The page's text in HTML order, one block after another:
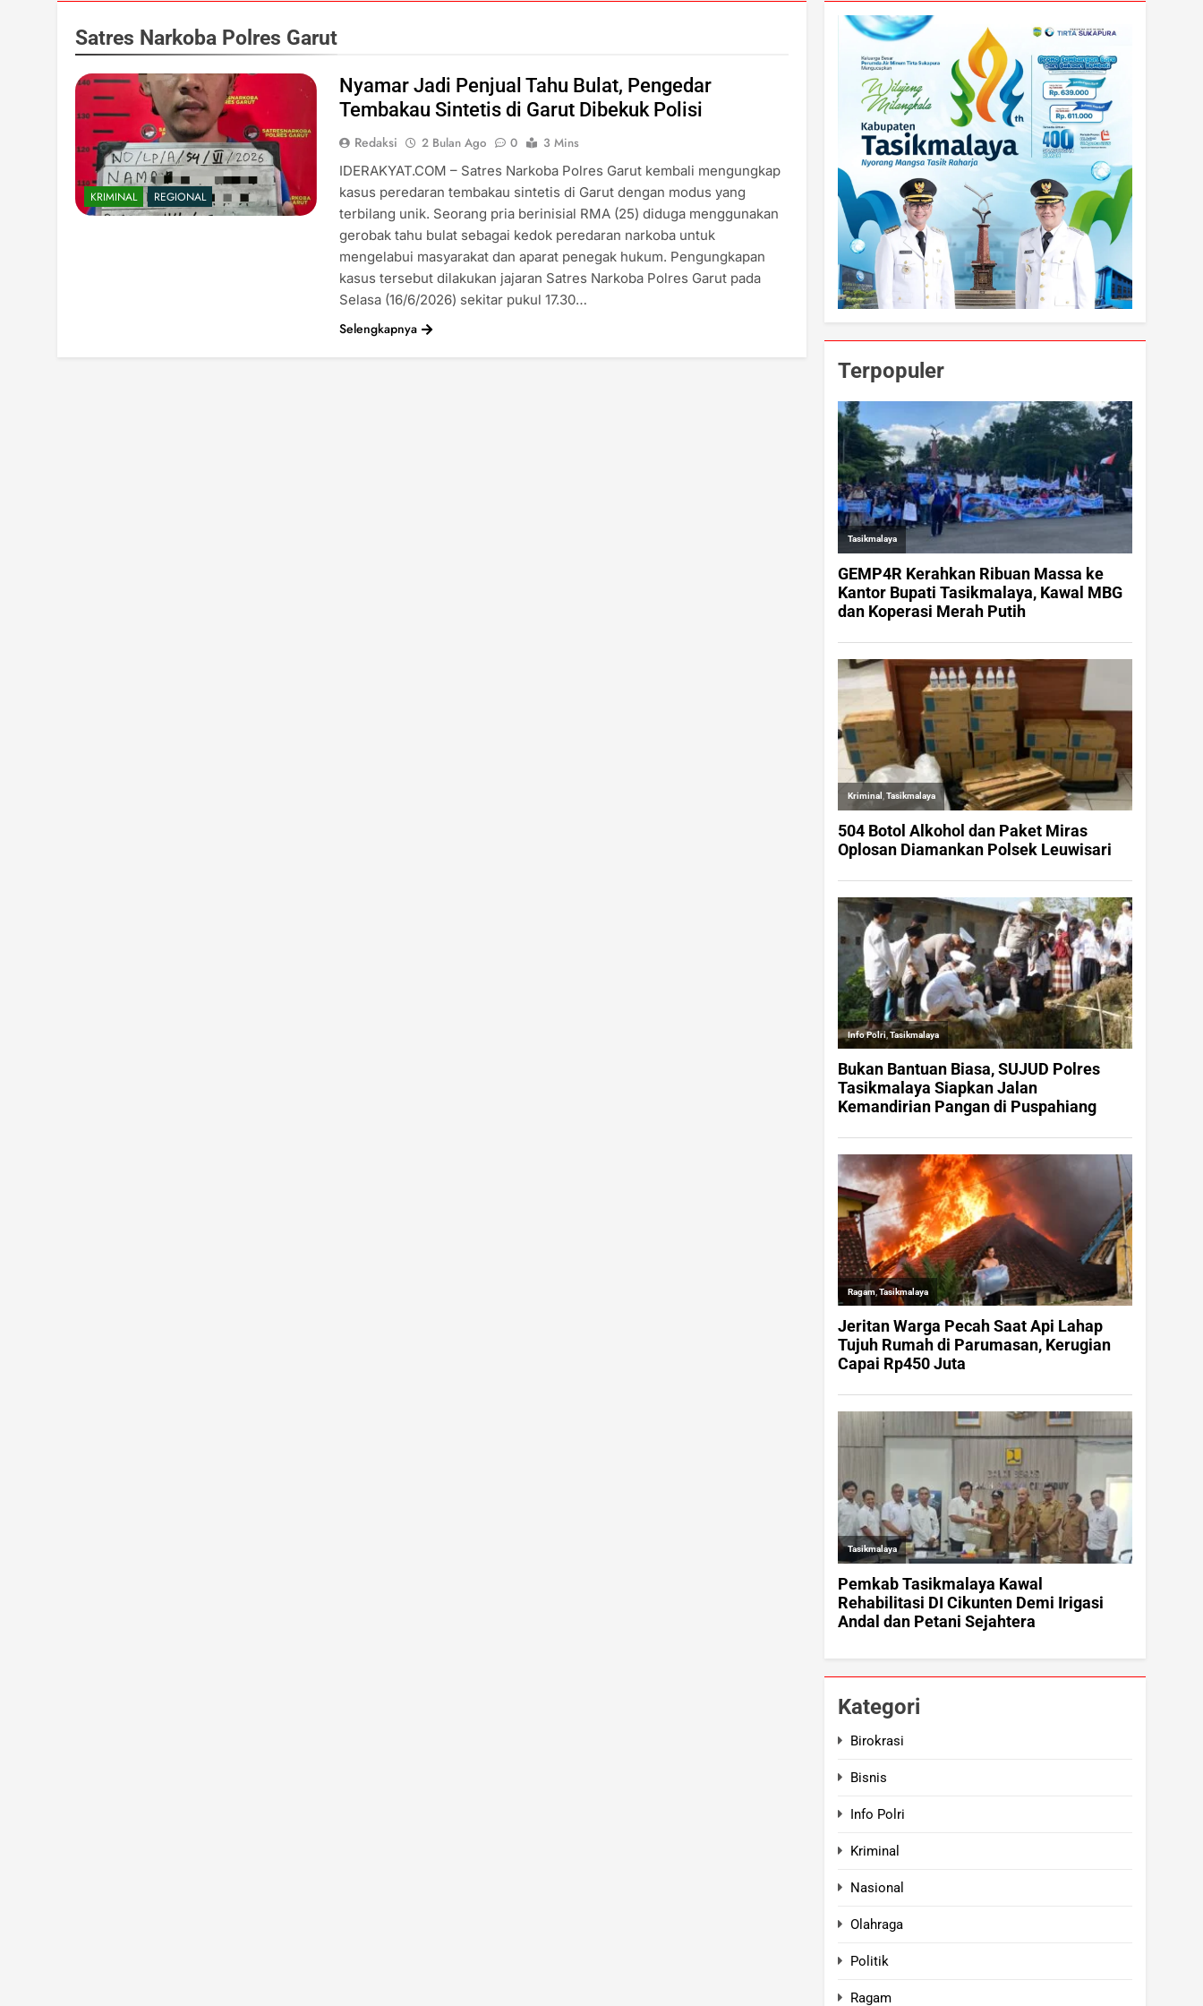
Satres Narkoba Polres Garut
KRIMINAL REGIONAL
Nyamar Jadi Penjual Tahu Bulat, Pengedar
Tembakau Sintetis di Garut Dibekuk Polisi
Redaksi 2 Bulan Ago 0
3 Mins
IDERAKYAT.COM – Satres Narkoba Polres Garut kembali mengungkap
kasus peredaran tembakau sintetis di Garut dengan modus yang
terbilang unik. Seorang pria berinisial RMA (25) diduga menggunakan
gerobak tahu bulat sebagai kedok peredaran narkoba untuk
mengelabui masyarakat dan aparat penegak hukum. Pengungkapan
kasus tersebut dilakukan jajaran Satres Narkoba Polres Garut pada
Selasa (16/6/2026) sekitar pukul 17.30…
Selengkapnya
Terpopuler
Kategori
Birokrasi
Bisnis
Info Polri
Kriminal
Nasional
Olahraga
Politik
Ragam